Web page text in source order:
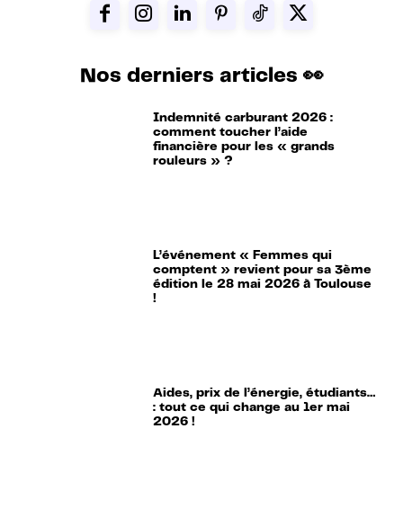
Nos derniers articles 👀
Indemnité carburant 2026 :
comment toucher l’aide
financière pour les « grands
rouleurs » ?
L’événement « Femmes qui
comptent » revient pour sa 3ème
édition le 28 mai 2026 à Toulouse
!
Aides, prix de l’énergie, étudiants…
: tout ce qui change au 1er mai
2026 !